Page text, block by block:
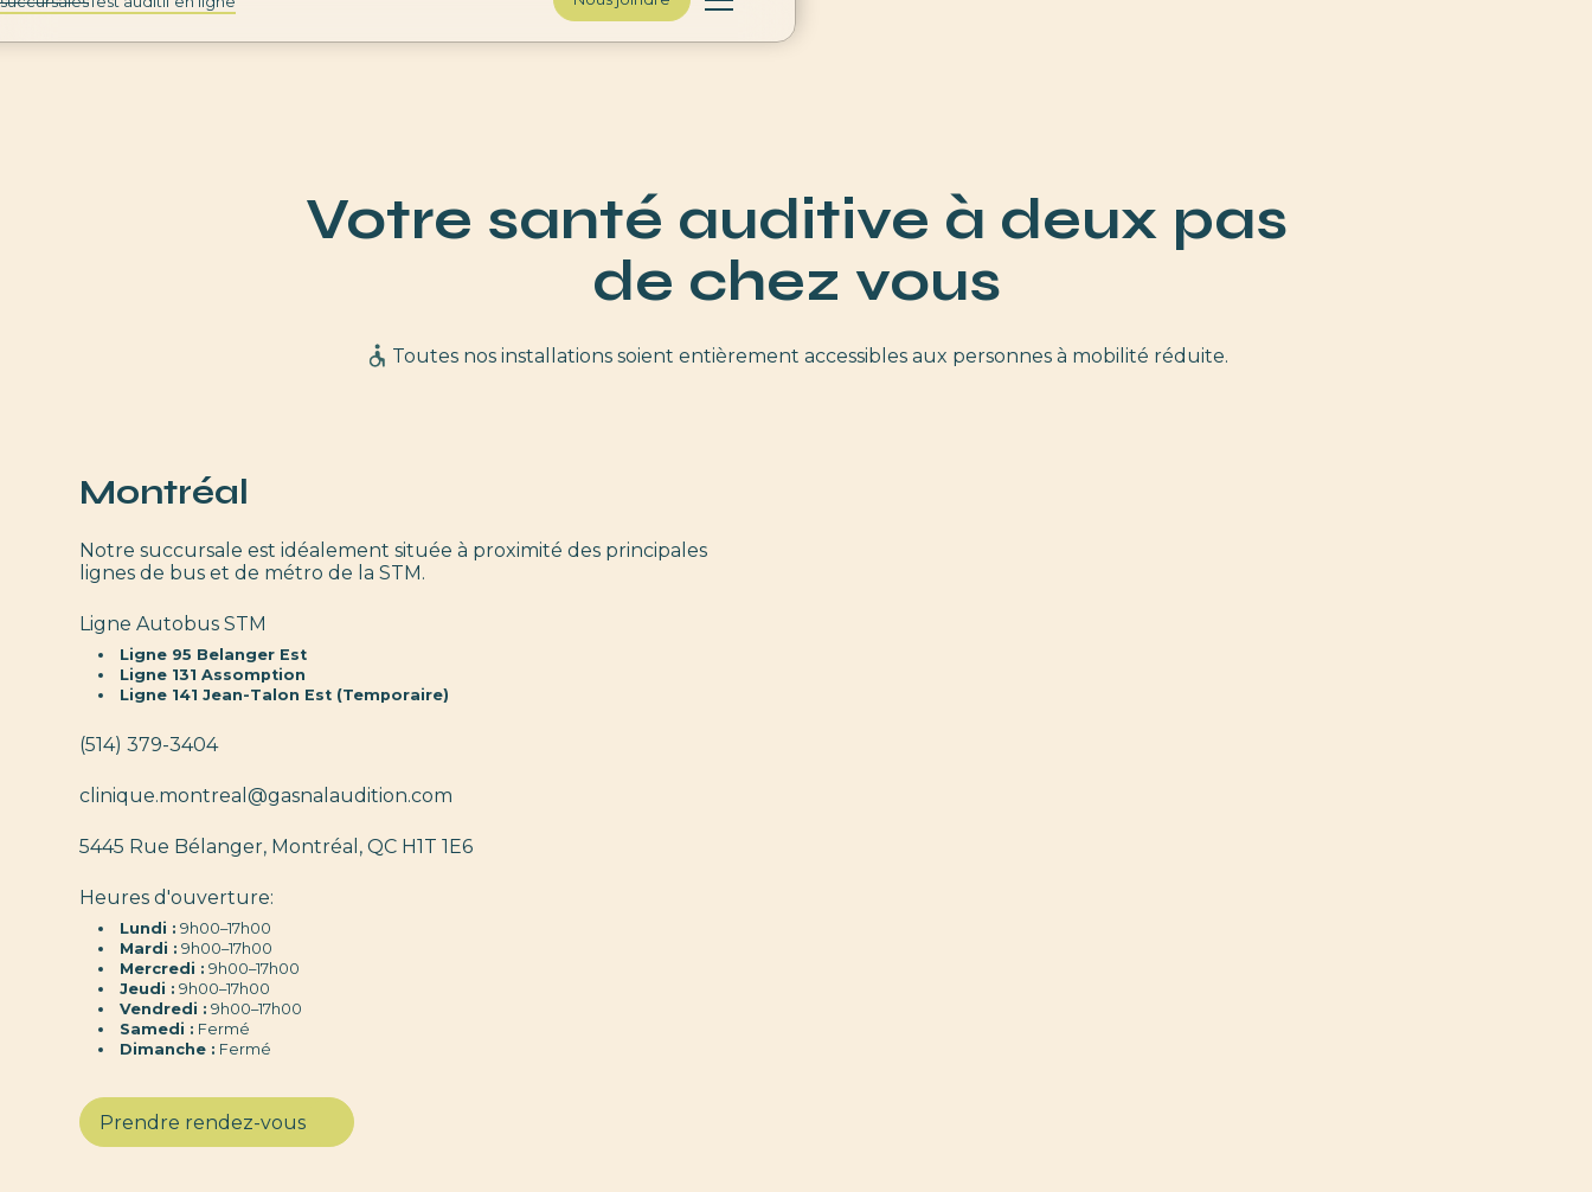
Votre santé auditive à deux pas
de chez vous
Toutes nos installations soient entièrement accessibles aux personnes à mobilité réduite.
Montréal
Notre succursale est idéalement située à proximité des principales
lignes de bus et de métro de la STM.
Ligne Autobus STM
Ligne 95 Belanger Est
Ligne 131 Assomption
Ligne 141 Jean-Talon Est (Temporaire)
(514) 379-3404
clinique.montreal@gasnalaudition.com
5445 Rue Bélanger, Montréal, QC H1T 1E6
Heures d'ouverture:
Lundi : 9h00–17h00
Mardi : 9h00–17h00
Mercredi : 9h00–17h00
Jeudi : 9h00–17h00
Vendredi : 9h00–17h00
Samedi : Fermé
Dimanche : Fermé
Prendre rendez-vous